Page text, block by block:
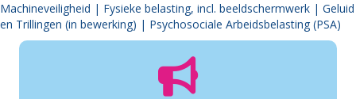
Machineveiligheid | Fysieke belasting, incl. beeldschermwerk | Geluid
en Trillingen (in bewerking) | Psychosociale Arbeidsbelasting (PSA)